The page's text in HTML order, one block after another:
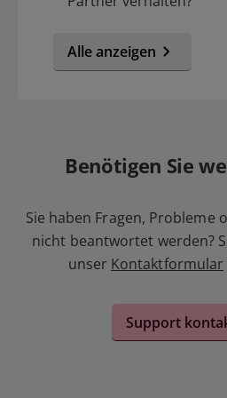
Alle anzeigen
Benötigen Sie
Sie haben Fragen, Probleme
nicht beantwortet werden?
unser Kontaktformular
Support